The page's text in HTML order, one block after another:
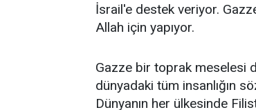
İsrail'e destek veriyor.
Allah için yapıyor.
Gazze bir toprak meselesi
dünyadaki tüm insanlığın
Dünyanın her ülkesinde